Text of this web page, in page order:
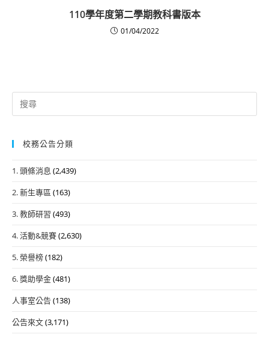
110學年度第二學期教科書版本
01/04/2022
Search
for:
校務公告分類
1. 頭條消息 (2,439)
2. 新生專區 (163)
3. 教師研習 (493)
4. 活動&競賽(2,630)
5. 榮譽榜(182)
6. 獎助學金(481)
人事室公告(138)
公告來文(3,171)